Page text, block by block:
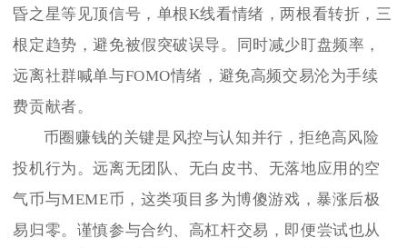
昏之星等见顶信号，单根K线看情绪，两根看转折，三
根定趋势，避免被假突破误导。同时减少盯盘频率，
远离社群喊单与FOMO情绪，避免高频交易沦为手续
费贡献者。
币圈赚钱的关键是风控与认知并行，拒绝高风险
投机行为。远离无团队、无白皮书、无落地应用的空
气币与MEME币，这类项目多为博傻游戏，暴涨后极
易归零。谨慎参与合约、高杠杆交易，即便尝试也从